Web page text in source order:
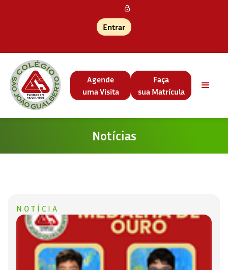
Entrar
Agende
uma Visita
Faça
sua Matrícula
Notícias
NOTÍCIA